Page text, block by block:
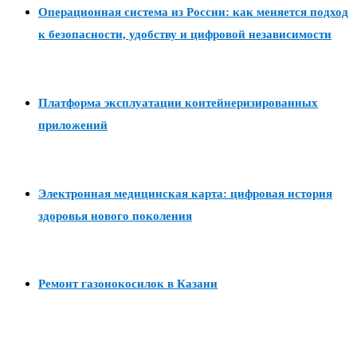
Операционная система из России: как меняется подход
к безопасности, удобству и цифровой независимости
Платформа эксплуатации контейнеризированных
приложений
Электронная медицинская карта: цифровая история
здоровья нового поколения
Ремонт газонокосилок в Казани